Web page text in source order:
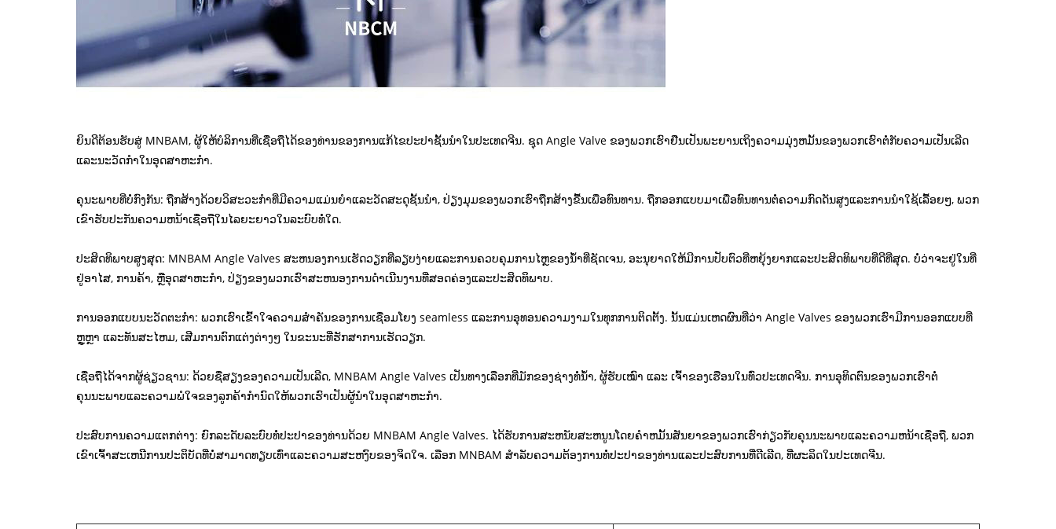
ຍິນ​ດີ​ຕ້ອນ​ຮັບ​ສູ່ MNBAM, ຜູ້​ໃຫ້​ບໍ​ລິ​ການ​ທີ່​ເຊື່ອ​ຖື​ໄດ້​ຂອງ​ທ່ານ​ຂອງ​ການ​ແກ້​ໄຂ​ປະ​ປາ​ຊັ້ນ​ນໍາ​ໃນ​ປະ​ເທດ​ຈີນ​. ຊຸດ Angle Valve ຂອງພວກເຮົາຢືນເປັນພະຍານເຖິງຄວາມມຸ່ງຫມັ້ນຂອງພວກເຮົາຕໍ່ກັບຄວາມເປັນເລີດ
ແລະນະວັດກໍາໃນອຸດສາຫະກໍາ.
ຄຸນະພາບທີ່ບໍ່ກົງກັນ: ຖືກສ້າງດ້ວຍວິສະວະກໍາທີ່ມີຄວາມແມ່ນຍໍາແລະວັດສະດຸຊັ້ນນໍາ, ປ່ຽງມຸມຂອງພວກເຮົາຖືກສ້າງຂື້ນເພື່ອທົນທານ. ຖືກອອກແບບມາເພື່ອທົນທານຕໍ່ຄວາມກົດດັນສູງແລະການນໍາໃຊ້ເລື້ອຍໆ, ພວກ
ເຂົາຮັບປະກັນຄວາມຫນ້າເຊື່ອຖືໃນໄລຍະຍາວໃນລະບົບທໍ່ໃດ.
ປະສິດທິພາບສູງສຸດ: MNBAM Angle Valves ສະຫນອງການເຮັດວຽກທີ່ລຽບງ່າຍແລະການຄວບຄຸມການໄຫຼຂອງນ້ໍາທີ່ຊັດເຈນ, ອະນຸຍາດໃຫ້ມີການປັບຕົວທີ່ຫຍຸ້ງຍາກແລະປະສິດທິພາບທີ່ດີທີ່ສຸດ. ບໍ່ວ່າຈະຢູ່ໃນທີ່
ຢູ່ອາໄສ, ການຄ້າ, ຫຼືອຸດສາຫະກໍາ, ປ່ຽງຂອງພວກເຮົາສະຫນອງການດໍາເນີນງານທີ່ສອດຄ່ອງແລະປະສິດທິພາບ.
ການອອກແບບນະວັດຕະກໍາ: ພວກເຮົາເຂົ້າໃຈຄວາມສໍາຄັນຂອງການເຊື່ອມໂຍງ seamless ແລະການອຸທອນຄວາມງາມໃນທຸກການຕິດຕັ້ງ. ນັ້ນແມ່ນເຫດຜົນທີ່ວ່າ Angle Valves ຂອງພວກເຮົາມີການອອກແບບທີ່
ຫຼູຫຼາ ແລະທັນສະໄຫມ, ເສີມການຕົກແຕ່ງຕ່າງໆ ໃນຂະນະທີ່ຮັກສາການເຮັດວຽກ.
ເຊື່ອຖືໄດ້ຈາກຜູ້ຊ່ຽວຊານ: ດ້ວຍຊື່ສຽງຂອງຄວາມເປັນເລີດ, MNBAM Angle Valves ເປັນທາງເລືອກທີ່ມັກຂອງຊ່າງທໍ່ນ້ຳ, ຜູ້ຮັບເໝົາ ແລະ ເຈົ້າຂອງເຮືອນໃນທົ່ວປະເທດຈີນ. ການອຸທິດຕົນຂອງພວກເຮົາຕໍ່
ຄຸນນະພາບແລະຄວາມພໍໃຈຂອງລູກຄ້າກໍານົດໃຫ້ພວກເຮົາເປັນຜູ້ນໍາໃນອຸດສາຫະກໍາ.
ປະສົບການຄວາມແຕກຕ່າງ: ຍົກລະດັບລະບົບທໍ່ປະປາຂອງທ່ານດ້ວຍ MNBAM Angle Valves. ໄດ້ຮັບການສະຫນັບສະຫນູນໂດຍຄໍາຫມັ້ນສັນຍາຂອງພວກເຮົາກ່ຽວກັບຄຸນນະພາບແລະຄວາມຫນ້າເຊື່ອຖື, ພວກ
ເຂົາເຈົ້າສະເຫນີການປະຕິບັດທີ່ບໍ່ສາມາດທຽບເທົ່າແລະຄວາມສະຫງົບຂອງຈິດໃຈ. ເລືອກ MNBAM ສໍາລັບຄວາມຕ້ອງການທໍ່ປະປາຂອງທ່ານແລະປະສົບການທີ່ດີເລີດ, ທີ່ຜະລິດໃນປະເທດຈີນ.